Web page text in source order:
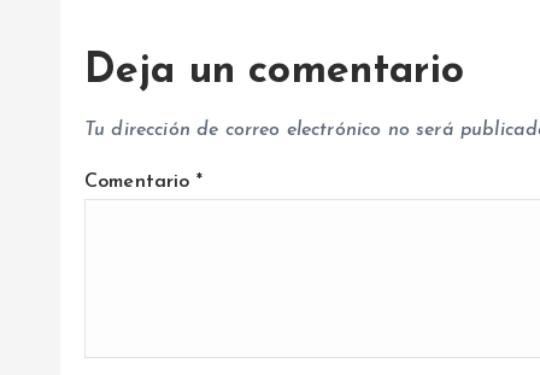
a
d
a
Deja un comentario
Tu dirección de correo electrónico no será
Comentario *